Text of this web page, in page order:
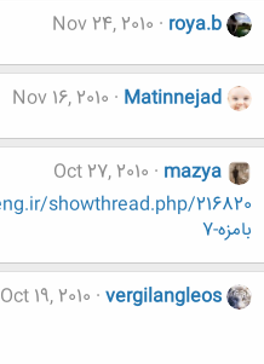
roya.b
Nov 24, 2010
Matinnejad
Nov 16, 2010
mazya
Oct 27, 2010
بامزه-7
vergilangleos
Oct 19, 2010